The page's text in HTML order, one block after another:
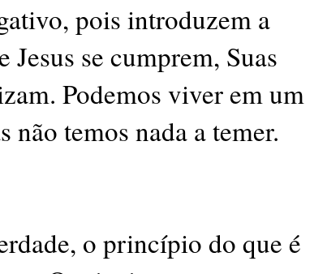
pois introduzem a
Jesus se cumprem, Suas
Podemos viver em um
temos nada a temer.
o princípio do que é